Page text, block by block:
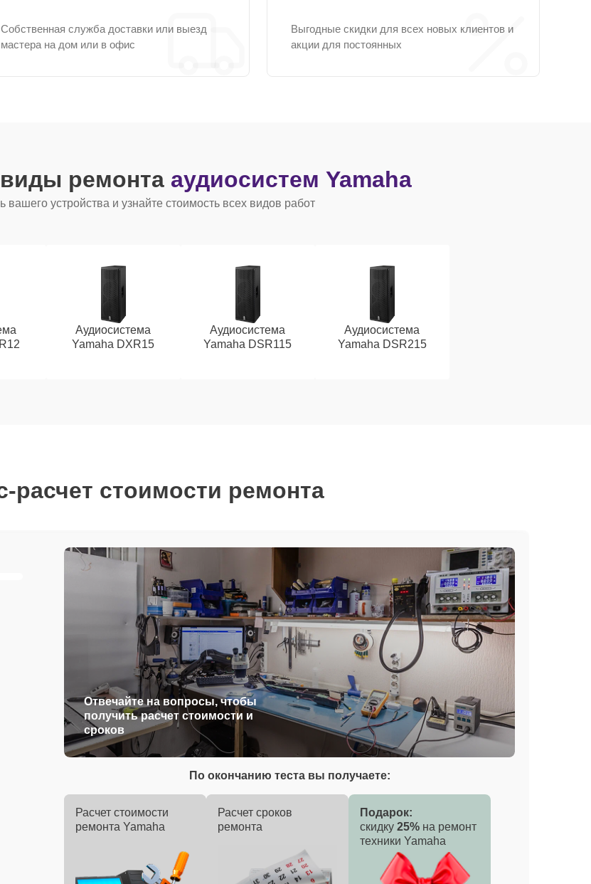
Собственная служба доставки или выезд
мастера на дом или в офис
Выгодные скидки для всех новых клиентов и
акции для постоянных
ремонта аудиосистем Yamaha
вашего устройства и узнайте стоимость всех видов работ
Аудиосистема
Yamaha DXR15
Аудиосистема
Yamaha DSR115
Аудиосистема
Yamaha DSR215
расчет стоимости ремонта
Отвечайте на вопросы, чтобы
получить расчет стоимости и
сроков
По окончанию теста вы получаете:
Расчет стоимости
ремонта Yamaha
Расчет сроков
ремонта
Подарок:
скидку 25% на ремонт
техники Yamaha